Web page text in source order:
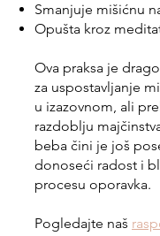
Smanjuje mišićnu
Opušta kroz
Ova praksa je
za uspostavljanje
u izazovnom, ali
razdoblju
beba čini je još
donoseći radost i
procesu oporavka.
Pogledajte naš